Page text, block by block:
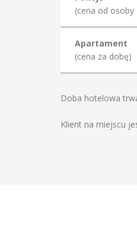
(cena od osoby
Apartament
(cena za dobę)
Doba hotelowa
Klient na miejscu